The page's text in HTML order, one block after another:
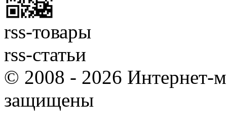
rss-товары
rss-статьи
© 2008 - 2026 Интернет-
защищены